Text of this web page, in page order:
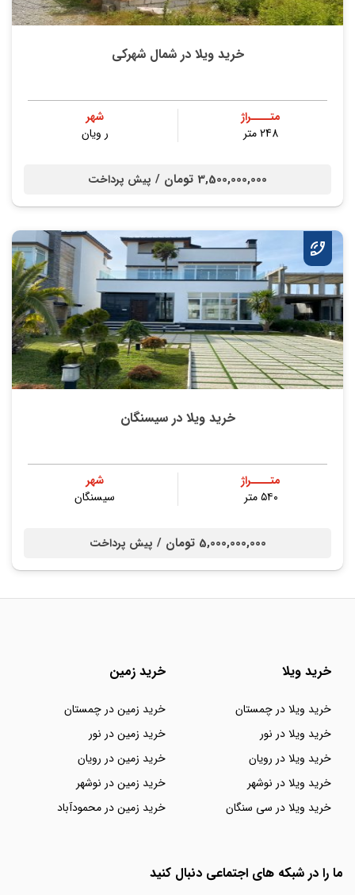
خرید ویلا در شمال شهرکی
متــــراژ
248 متر
شهر
ر ویان
3,500,000,000 تومان / پیش پرداخت
خرید ویلا در سیسنگان
متــــراژ
۵۴۰ متر
شهر
سیسنگان
5,000,000,000 تومان / پیش پرداخت
خرید ویلا
خرید ویلا در چمستان
خرید ویلا در نور
خرید ویلا در رویان
خرید ویلا در نوشهر
خرید ویلا در سی سنگان
خرید زمین
خرید زمین در چمستان
خرید زمین در نور
خرید زمین در رویان
خرید زمین در نوشهر
خرید زمین در محمودآباد
ما را در شبکه های اجتماعی دنبال کنید